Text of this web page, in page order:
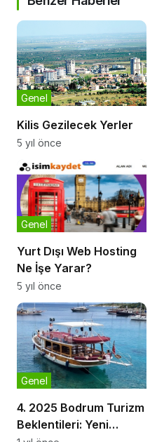
Kilis Gezilecek Yerler
Genel
5 yıl önce
Yurt Dışı Web Hosting
Ne İşe Yarar?
Genel
5 yıl önce
4. 2025 Bodrum Turizm
Beklentileri: Yeni
Genel